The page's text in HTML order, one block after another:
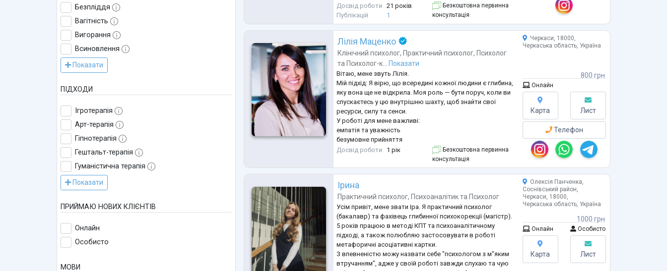
Безпліддя
Вагітність
Вигорання
Всиновлення
Показати
ПІДХОДИ
Ігротерапія
Арт-терапія
Гіпнотерапія
Гештальт-терапія
Гуманістична терапія
Показати
ПРИЙМАЮ НОВИХ КЛІЄНТІВ
Онлайн
Особисто
МОВИ
військових, ветеранів та самими ветеранами, родинами
загиблих, без вісті зниклих та полонених. Напрямки
терапії та техніки, які я викорустовую в роботі, спр...
Досвід роботи
21 років
Публікацій
1
Безкоштовна первинна
консультація
Лілія Маценко
Клінічний психолог, Практичний психолог, Психолог
та Психолог-к... Показати
Вітаю, мене звуть Лілія.
Мій підхід: Я вірю, що всередині кожної людини є глибина,
яку вона ще не відкрила. Моя роль — бути поруч, коли ви
спускаєтесь у цю внутрішню шахту, щоб знайти свої
ресурси, силу та сенси.
У роботі для мене важливі:
емпатія та уважність
безумовне прийняття
конфіденційність і психологічна безпека
м’якість, яка не виключає структурованість
Я не працюю над “виправленням” людей — я допомагаю
Освіта та професійна підготовка:
Магістр психології зі спеціалізацією клінічна психологія
Се...
Досвід роботи 1 рік
Безкоштовна первинна
консультація
800 грн
Черкаси, 18000,
Черкаська область, Україна
Онлайн
Карта Лист
Телефон
Ірина
Практичний психолог, Психоаналітикта Психолог
Усім привіт, мене звати Іра. Я практичний психолог
(бакалавр) та фахівець глибинної психокорекції (магістр).
5 років працюю в методі КПТ та психоаналітичному
підході, а також полюбляю застосовувати в роботі
метафоричні асоціативні картки.
З впевненістю можу назвати себе "психологом з м"яким
втручанням", адже у своїй роботі завжди слухаю та чую
1000 грн
Олексія Панченка,
Соснівський район,
Черкаси, 18000,
Черкаська область, Україна
Онлайн Особисто
Карта Лист